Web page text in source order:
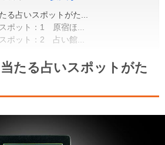
る占いスポットがた...
ポット：1 原宿ほ...
ポット：2 占い館...
たる占いスポットがた